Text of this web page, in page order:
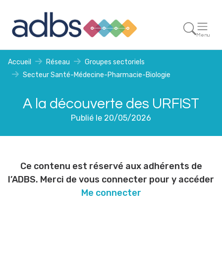
Menu
Accueil Réseau
Groupes sectoriels
Secteur Santé-Médecine-Pharmacie-Biologie
A la découverte des URFIST
Publié le 20/05/2026
Ce contenu est réservé aux adhérents de
l’ADBS. Merci de vous connecter pour y accéder
Me connecter